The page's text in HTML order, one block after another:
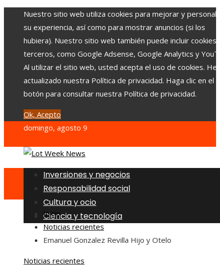
Nuestro sitio web utiliza cookies para mejorar y
su experiencia, así como para mostrar anuncios (si los
hubiera). Nuestro sitio web también puede incluir cookies
terceros, como Google Adsense, Google Analytics y
Al utilizar el sitio web, usted acepta el uso de cookies.
actualizado nuestra Política de privacidad. Haga clic en el
botón para consultar nuestra Política de privacidad.
Ok, Acepto
domingo, agosto 9
Inversiones y negocios
Responsabilidad social
Cultura y ocio
Ciencia y tecnología
Inicio
Noticias recientes
Emanuel Gonzalez Revilla Hijo y Otelo
Noticias recientes